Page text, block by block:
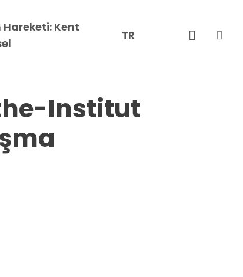
Hareketi: Kent
TR
Institut